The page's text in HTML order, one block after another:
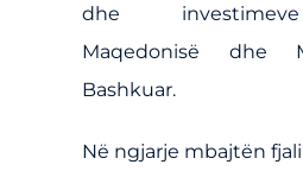
dhe
Maqedonisë dhe
Bashkuar.
Në ngjarje mbajtën